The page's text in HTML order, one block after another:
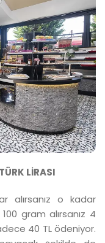
LİRASI
alırsanız o kadar
gram alırsanız 4
40 TL ödeniyor.